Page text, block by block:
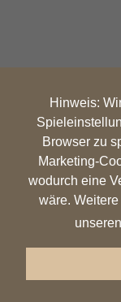
Hinweis:
Browser zu
Marketing-
wodurch eine
wäre.
unseren